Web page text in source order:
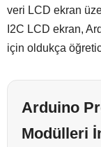
veri LCD ekran
I2C LCD ekran,
için oldukça
Arduino
Modülleri